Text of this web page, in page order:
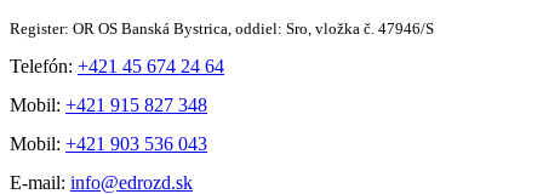
Register: OR OS Banská Bystrica, oddiel: Sro, vložka č. 47946/S
Telefón: +421 45 674 24 64
Mobil: +421 915 827 348
Mobil: +421 903 536 043
E-mail: info@edrozd.sk